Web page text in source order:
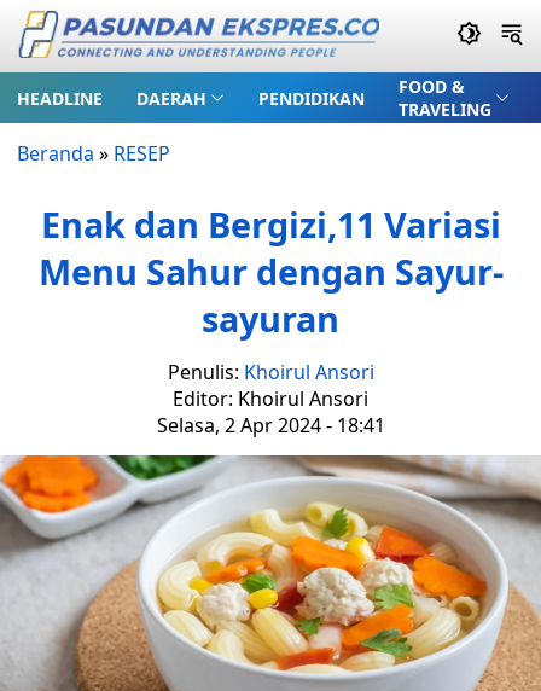
HEADLINE DAERAH PENDIDIKAN
FOOD &
TRAVELING
Beranda » RESEP
Enak dan Bergizi,11 Variasi
Menu Sahur dengan Sayur-
sayuran
Penulis: Khoirul Ansori
Editor: Khoirul Ansori
Selasa, 2 Apr 2024 - 18:41